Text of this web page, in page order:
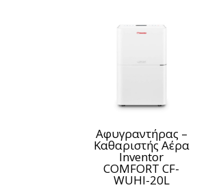
Αφυγραντήρας –
Καθαριστής Αέρα
Inventor
COMFORT CF-
WUHI-20L